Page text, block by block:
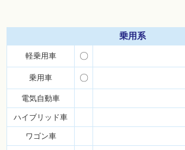
乗用系
軽乗用車 〇
乗用車 〇
電気自動車
ハイブリッド車
ワゴン車